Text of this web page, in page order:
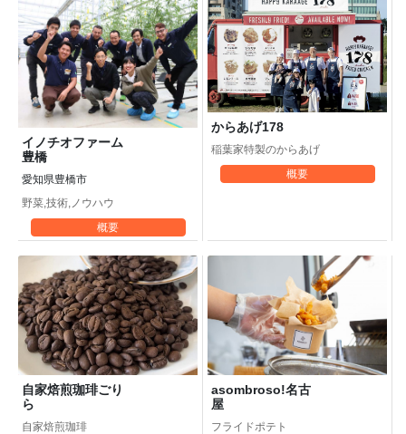
イノチオファーム
豊橋
愛知県豊橋市
野菜,技術,ノウハウ
概要
からあげ178
稲葉家特製のからあげ
概要
自家焙煎珈琲ごり
ら
自家焙煎珈琲
asombroso!名古
屋
フライドポテト